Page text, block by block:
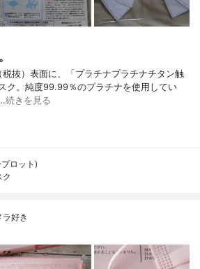
抜）表面に、「プラチナプラチナチタン触
ク。純度99.99％のプラチナを使用してい
続きを見る
ロット)
好き